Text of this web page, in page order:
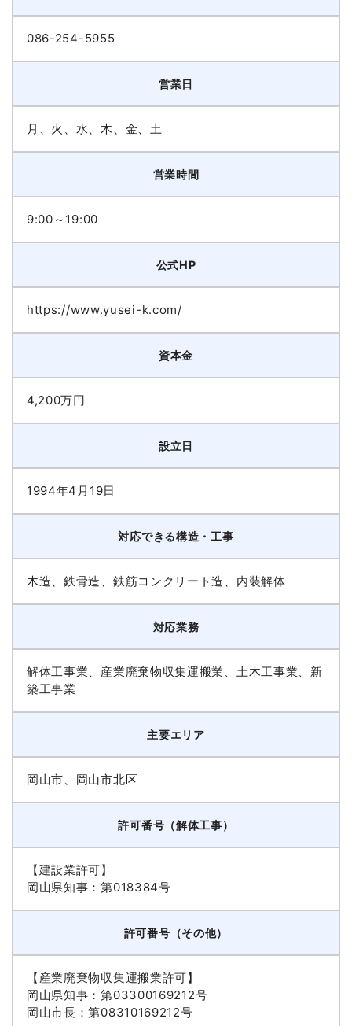
086-254-5955
営業日
月、火、水、木、金、土
営業時間
9:00～19:00
公式HP
https://www.yusei-k.com/
資本金
4,200万円
設立日
1994年4月19日
対応できる構造・工事
木造、鉄骨造、鉄筋コンクリート造、内装解体
対応業務
解体工事業、産業廃棄物収集運搬業、土木工事業、新
築工事業
主要エリア
岡山市、岡山市北区
許可番号（解体工事）
【建設業許可】
岡山県知事：第018384号
許可番号（その他）
【産業廃棄物収集運搬業許可】
岡山県知事：第03300169212号
岡山市長：第08310169212号